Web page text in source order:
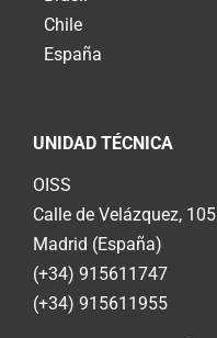
Chile
España
UNIDAD TÉCNICA
OISS
Calle de Velázquez, 105
Madrid (España)
(+34) 915611747
(+34) 915611955